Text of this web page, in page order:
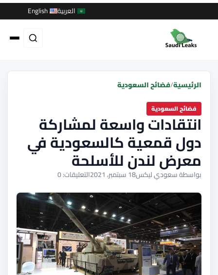
العربية English
الرئيسية/فضائح السعودية
فضائح السعودية
انتقادات واسعة لمشاركة
دول قمعية كالسعودية في
معرض لندن للأسلحة
بواسطة سعودي ليكس18 سبتمبر، 2021 التعليقات: 0